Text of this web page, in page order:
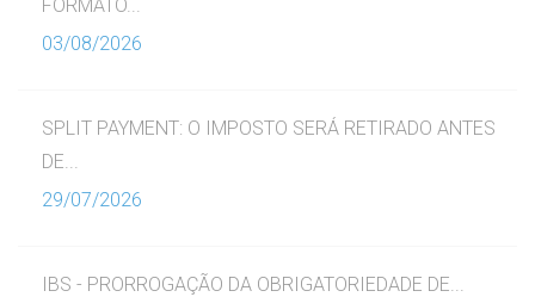
FORMATO...
03/08/2026
SPLIT PAYMENT: O IMPOSTO SERÁ RETIRADO ANTES
DE...
29/07/2026
IBS - PRORROGAÇÃO DA OBRIGATORIEDADE DE...